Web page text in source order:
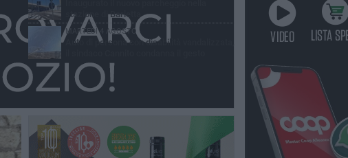
stazione di Barletta
MARTEDÌ 4 AGOSTO
Auto di persona con disabilità vandalizzata,